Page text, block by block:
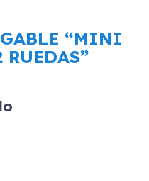
“MINI
RUEDAS”